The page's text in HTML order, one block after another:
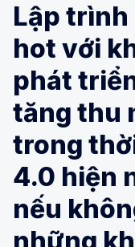
Lập trình
hot với
phát
tăng thu
trong
4.0 hiện
nếu